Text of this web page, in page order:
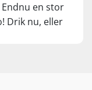
en stor
Drik nu, eller